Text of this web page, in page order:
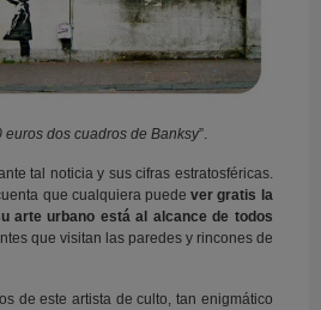
dos cuadros de Banksy”.
tal noticia y sus cifras estratosféricas.
que cualquiera puedever gratis la
arte urbano está al alcance de todos
que visitan las paredes y rincones de
de este artista de culto, tan enigmático